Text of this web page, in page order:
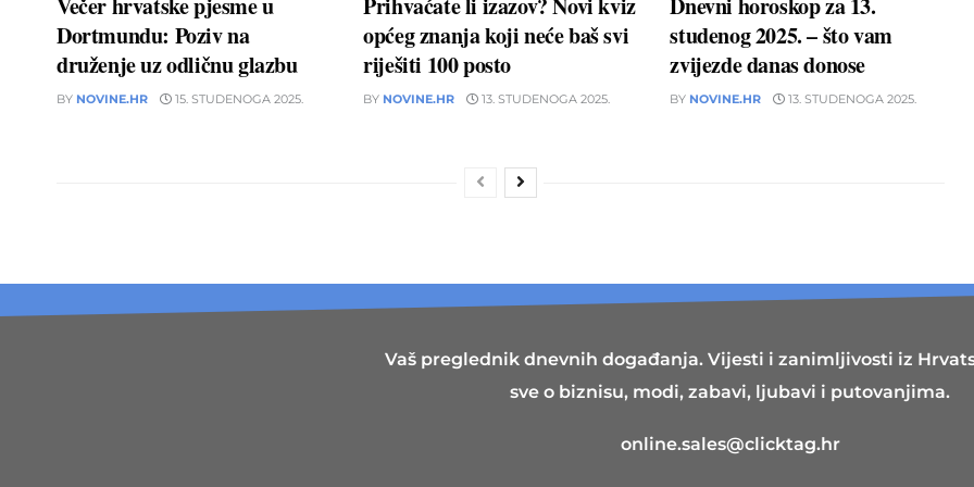
Dortmundu: Poziv na
druženje uz odličnu glazbu
BY NOVINE.HR 15. STUDENOGA 2025.
općeg znanja koji neće baš svi
riješiti 100 posto
BY NOVINE.HR 13. STUDENOGA 2025.
studenog 2025. – što vam
zvijezde danas donose
BY NOVINE.HR 13. STUDENOGA 2025.
Vaš preglednik dnevnih događanja. Vijesti i zanimljivosti iz
sve o biznisu, modi, zabavi, ljubavi i putovanjima.
online.sales@clicktag.hr